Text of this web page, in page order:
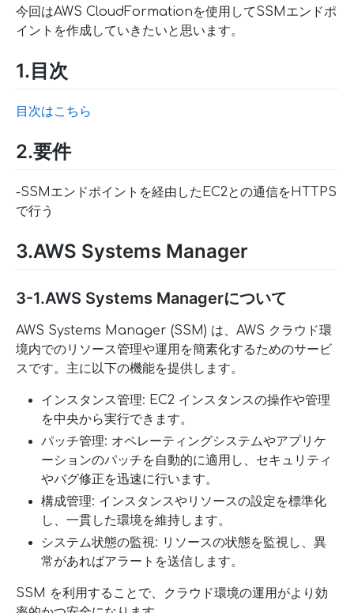
今回はAWS CloudFormationを使用してSSMエンドポ
イントを作成していきたいと思います。
1.目次
目次はこちら
2.要件
-SSMエンドポイントを経由したEC2との通信をHTTPS
で行う
3.AWS Systems Manager
3-1.AWS Systems Managerについて
AWS Systems Manager (SSM) は、AWS クラウド環
境内でのリソース管理や運用を簡素化するためのサービ
スです。主に以下の機能を提供します。
インスタンス管理: EC2 インスタンスの操作や管理
を中央から実行できます。
パッチ管理: オペレーティングシステムやアプリケ
ーションのパッチを自動的に適用し、セキュリティ
やバグ修正を迅速に行います。
構成管理: インスタンスやリソースの設定を標準化
し、一貫した環境を維持します。
システム状態の監視: リソースの状態を監視し、異
常があればアラートを送信します。
SSM を利用することで、クラウド環境の運用がより効